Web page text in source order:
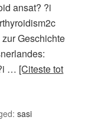
ansat? ?i
Geschichte
… [Citeste tot
sasi